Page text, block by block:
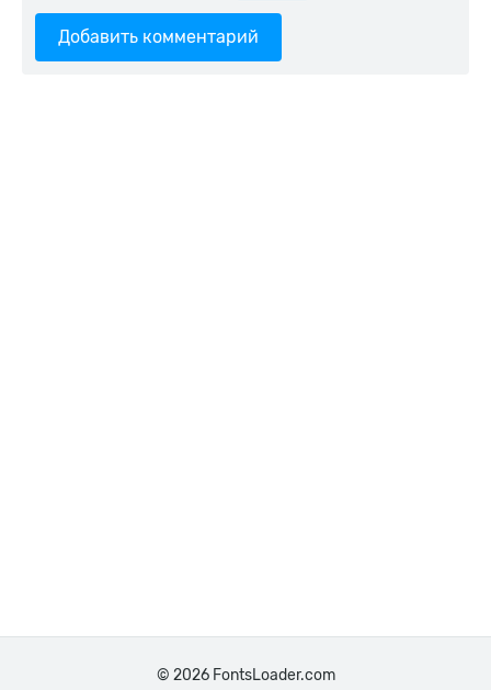
Добавить комментарий
© 2026 FontsLoader.com